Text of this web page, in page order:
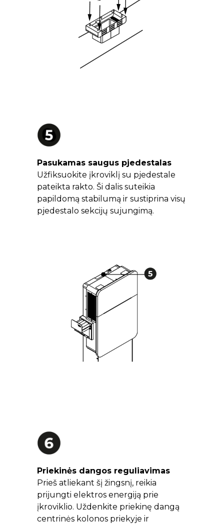
Pasukamas saugus pjedestalas
Užfiksuokite įkroviklį su pjedestale
pateikta rakto. Ši dalis suteikia
papildomą stabilumą ir sustiprina visų
pjedestalo sekcijų sujungimą.
Priekinės dangos reguliavimas
Prieš atliekant šį žingsnį, reikia
prijungti elektros energiją prie
įkroviklio. Uždenkite priekinę dangą
centrinės kolonos priekyje ir